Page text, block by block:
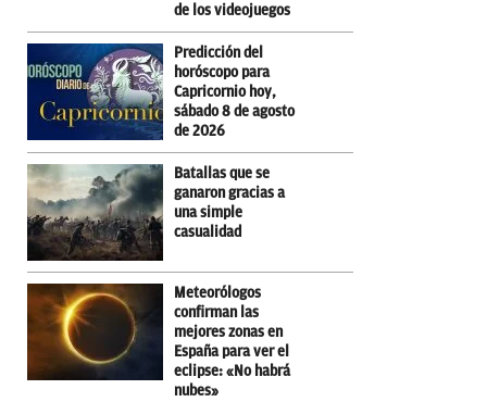
de los videojuegos
Predicción del
horóscopo para
Capricornio hoy,
sábado 8 de agosto
de 2026
Batallas que se
ganaron gracias a
una simple
casualidad
Meteorólogos
confirman las
mejores zonas en
España para ver el
eclipse: «No habrá
nubes»